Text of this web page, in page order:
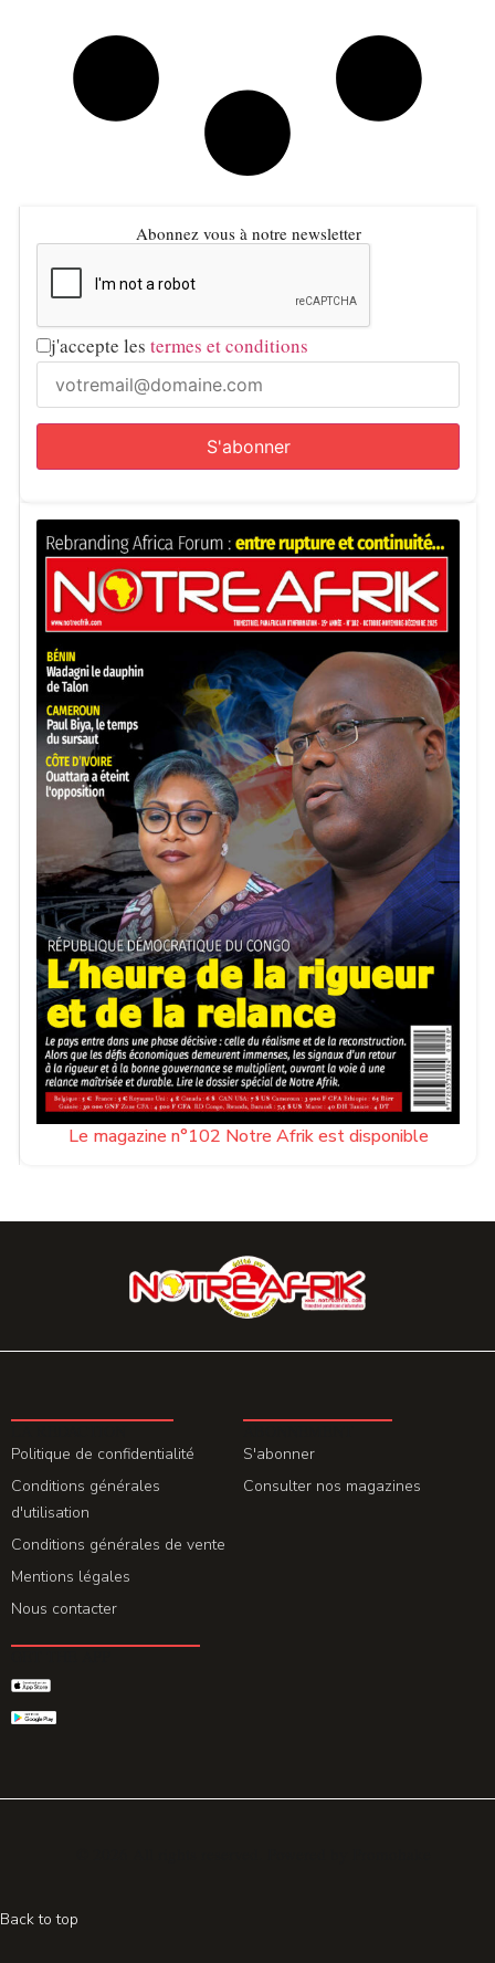
Abonnez vous à notre newsletter
j'accepte les termes et conditions
Le magazine n°102 Notre Afrik est disponible
Politique de confidentialité
Conditions générales
d'utilisation
Conditions générales de vente
Mentions légales
Nous contacter
S'abonner
Consulter nos magazines
Back to top